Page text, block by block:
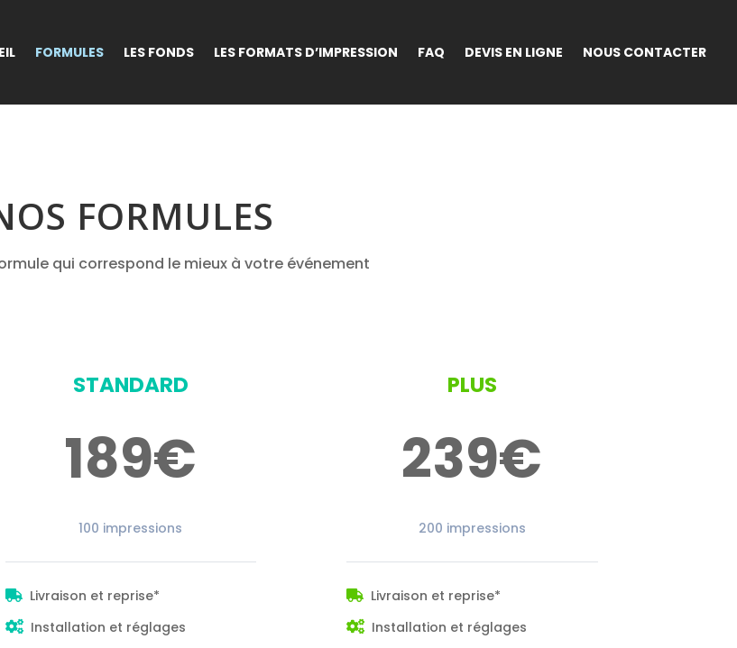
FORMULES LES FONDS LES FORMATS D’IMPRESSION FAQ DEVIS EN LIGNE NOUS CONTACTER
FORMULES
qui correspond le mieux à votre événement
STANDARD
189€
100 impressions
Livraison et reprise*
Installation et réglages
PLUS
239€
200 impressions
Livraison et reprise*
Installation et réglages